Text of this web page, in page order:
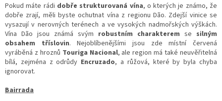
Pokud máte rádi dobře strukturovaná vína, o kterých je známo, že
dobře zrají, měli byste ochutnat vína z regionu Dão. Zdejší vinice se
vysazují v nerovných terénech a ve vysokých nadmořských výškách.
Vína Dão jsou známá svým robustním charakterem se silným
obsahem tříslovin. Nejoblíbenějšími jsou zde místní červená
vyráběná z hroznů Touriga Nacional, ale region má také neuvěřitelná
bílá, zejména z odrůdy Encruzado, a růžová, které by byla chyba
ignorovat.
Bairrada